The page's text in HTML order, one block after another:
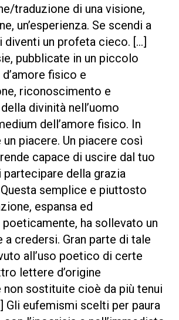
traduzione di una visione,
un’esperienza. Se scendi a
diventi un profeta cieco. […]
pubblicate in un piccolo
fisico e
riconoscimento e
divinità nell’uomo
dell’amore fisico. In
piacere. Un piacere così
capace di uscire dal tuo
della grazia
Questa semplice e piuttosto
espansa ed
ha sollevato un
credersi. Gran parte di tale
all’uso poetico di certe
lettere d’origine
non sostituite cioè da più tenui
Gli eufemismi scelti per paura